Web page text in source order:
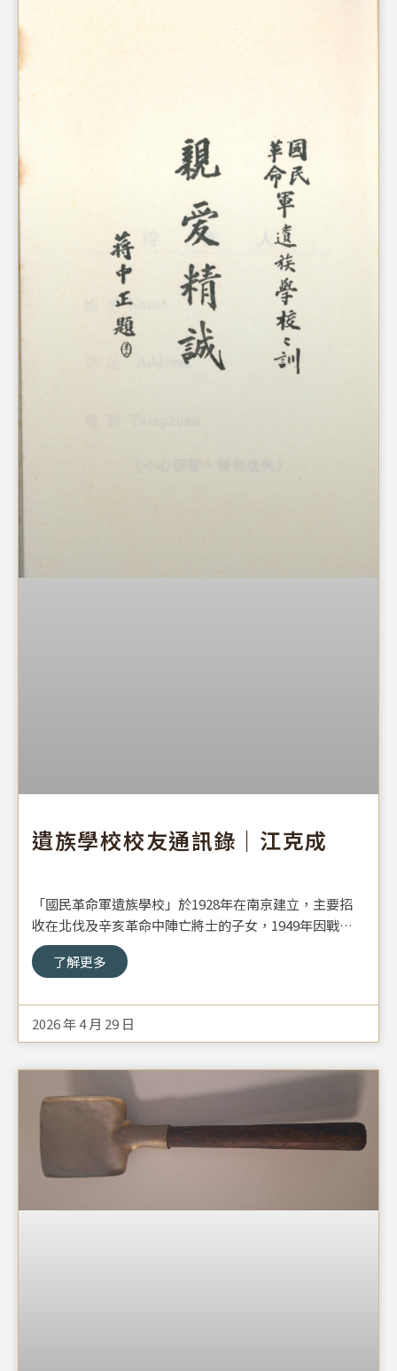
術等科目，中學則需至校內的花房、農場、乳牛場學習園
受到俞士詮老師的啟發，點燃他對藝術的熱誠，綻放才
華，走上當代抽象藝術創作這條道路。學校更培養出體育
主播傅達仁、畫家劉國松等知名優秀人才。
遺族學校校友通訊錄｜江克成
「國民革命軍遺族學校」於1928年在南京建立，主要招
收在北伐及辛亥革命中陣亡將士的子女，1949年因戰亂
遷移來臺，知名體育主播傅達仁、畫家劉國松、當代藝術
家霍剛等，皆是這所學校的子弟。基金會典藏與遺族學校
手鍊，以及《國民革命軍遺族學校校友通訊手冊》。本次
為您介紹這本與一般通訊冊有些不同的文物。翻開通訊冊
軍軍官學校校訓「親愛精誠」，同時也為遺族學校的校
訓。往後翻頁，為遺族學校的校歌，並有「校歌」以及
「女校校歌」兩個版本。
了解更多
2026 年 4 月 29 日